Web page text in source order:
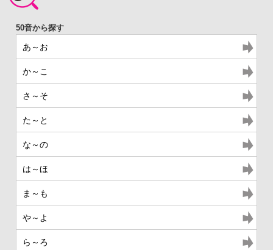
あ～お
か～こ
さ～そ
た～と
な～の
は～ほ
ま～も
や～よ
ら～ろ